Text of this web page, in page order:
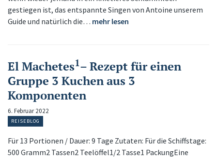
gestiegen ist, das entspannte Singen von Antoine unserem
Guide und natürlich die… mehr lesen
El Machetes1– Rezept für einen
Gruppe 3 Kuchen aus 3
Komponenten
6. Februar 2022
REISEBLOG
Für 13 Portionen / Dauer: 9 Tage Zutaten: Für die Schiffstage:
500 Gramm2 Tassen2 Teelöffel1/2 Tasse1 PackungEine